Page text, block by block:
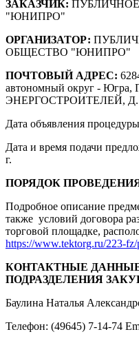
ЗАКАЗЧИК:
"ЮНИПРО"
ОРГАНИЗАТОР:
ОБЩЕСТВО "ЮНИПРО"
ПОЧТОВЫЙ АДРЕС:
автономный округ - Югра,
ЭНЕРГОСТРОИТЕЛЕЙ, Д.
Дата объявления
Дата и время подачи
г.
ПОРЯДОК
Подробное описание
также условий договора
торговой площадке,
https://www.tektorg.ru/223-fz/
КОНТАКТНЫЕ
ПОДРАЗДЕЛЕНИЯ
Баулина Наталья
Телефон: (49645) 7-14-74